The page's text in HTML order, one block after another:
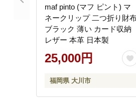
maf pinto (マフ ピント) マ
ネークリップ 二つ折り財
ブラック 薄い カード収納
レザー 本革 日本製
25,000円
福岡県 大川市